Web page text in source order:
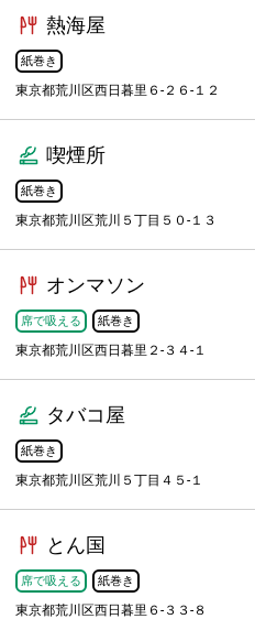
熱海屋
紙巻き
東京都荒川区西日暮里６-２６-１２
喫煙所
紙巻き
東京都荒川区荒川５丁目５０-１３
オンマソン
席で吸える 紙巻き
東京都荒川区西日暮里２-３４-１
タバコ屋
紙巻き
東京都荒川区荒川５丁目４５-１
とん国
席で吸える 紙巻き
東京都荒川区西日暮里６-３３-８